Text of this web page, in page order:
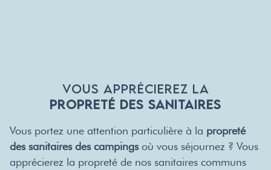
VOUS APPRÉCIEREZ LA
PROPRETÉ DES SANITAIRES
Vous portez une attention particulière à la propreté
des sanitaires des campingsoù vous séjournez ? Vous
apprécierez la propreté de nos sanitaires communs